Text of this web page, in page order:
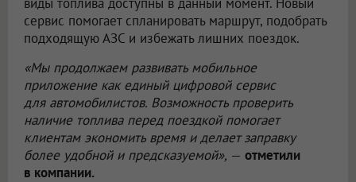
сервис помогает спланировать маршрут, подобрать
подходящую АЗС и избежать лишних поездок.
«Мы продолжаем развивать мобильное
приложение как единый цифровой сервис
для автомобилистов. Возможность проверить
наличие топлива перед поездкой помогает
клиентам экономить время и делает заправку
более удобной и предсказуемой», — отметили
в компании.